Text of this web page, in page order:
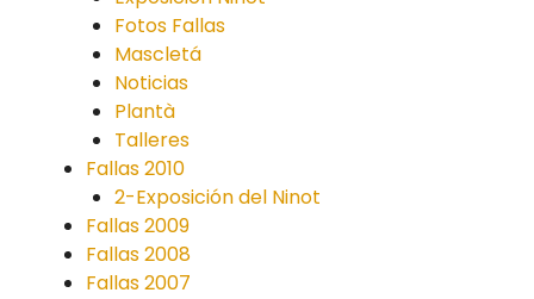
Fotos Fallas
Mascletá
Noticias
Plantà
Talleres
Fallas 2010
2-Exposición del Ninot
Fallas 2009
Fallas 2008
Fallas 2007